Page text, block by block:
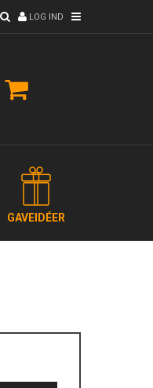
LOG IND
GAVEIDÉER